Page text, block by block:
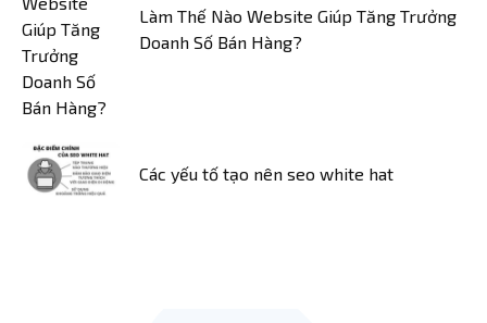
Làm Thế Nào Website Giúp Tăng Trưởng
Doanh Số Bán Hàng?
Các yếu tố tạo nên seo white hat